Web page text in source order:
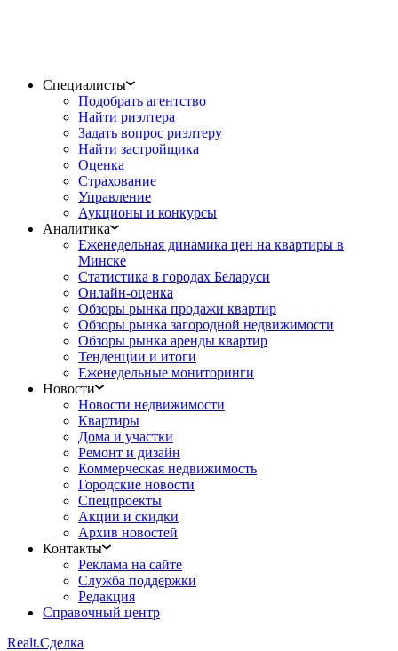
Специалисты
Подобрать агентство
Найти риэлтера
Задать вопрос риэлтеру
Найти застройщика
Оценка
Страхование
Управление
Аукционы и конкурсы
Аналитика
Еженедельная динамика цен на квартиры в
Минске
Статистика в городах Беларуси
Онлайн-оценка
Обзоры рынка продажи квартир
Обзоры рынка загородной недвижимости
Обзоры рынка аренды квартир
Тенденции и итоги
Еженедельные мониторинги
Новости
Новости недвижимости
Квартиры
Дома и участки
Ремонт и дизайн
Коммерческая недвижимость
Городские новости
Спецпроекты
Акции и скидки
Архив новостей
Контакты
Реклама на сайте
Служба поддержки
Редакция
Справочный центр
Realt.Сделка